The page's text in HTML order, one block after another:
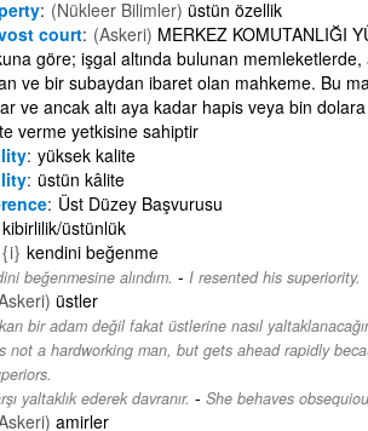
(Nükleer Bilimler) üstün özellik
court (Askeri) MERKEZ KOMUTANLIĞI
göre; işgal altında bulunan
ve bir subaydan ibaret olan mahkeme. Bu
ve ancak altı aya kadar hapis veya bin
verme yetkisine sahiptir
yüksek kalite
üstün kâlite
Üst Düzey Başvurusu
kibirlilik/üstünlük
{i} kendini beğenme
beğenmesine alındım. - I resented his superiority.
üstler
bir adam değil fakat üstlerine nasıl
not a hardworking man, but gets ahead rapidly
yaltaklık ederek davranır. - She behaves
amirler